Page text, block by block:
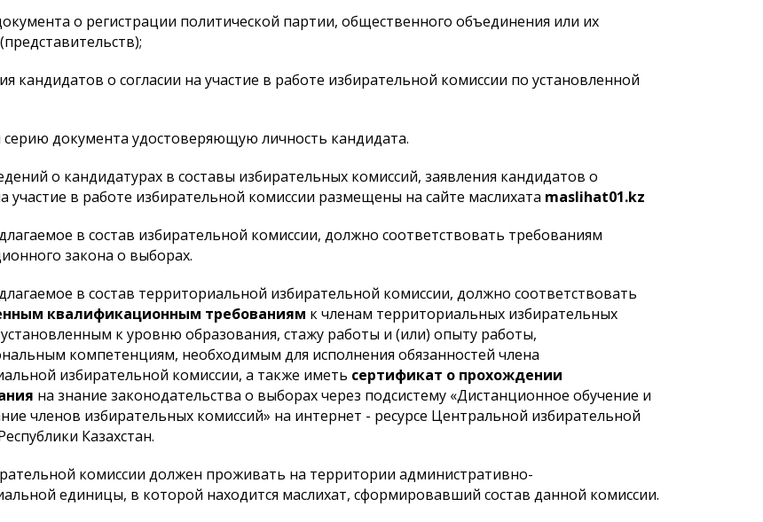
о регистрации политической партии, общественного объединения или их
кандидатов о согласии на участие в работе избирательной комиссии по установленной
документа удостоверяющую личность кандидата.
о кандидатурах в составы избирательных комиссий, заявления кандидатов о
участие в работе избирательной комиссии размещены на сайте маслихата maslihat01.kz
в состав избирательной комиссии, должно соответствовать требованиям
закона о выборах.
в состав территориальной избирательной комиссии, должно соответствовать
квалификационным требованиям к членам территориальных избирательных
к уровню образования, стажу работы и (или) опыту работы,
компетенциям, необходимым для исполнения обязанностей члена
избирательной комиссии, а также иметь сертификат о прохождении
на знание законодательства о выборах через подсистему «Дистанционное обучение и
членов избирательных комиссий» на интернет - ресурсе Центральной избирательной
Казахстан.
комиссии должен проживать на территории административно-
единицы, в которой находится маслихат, сформировавший состав данной комиссии.